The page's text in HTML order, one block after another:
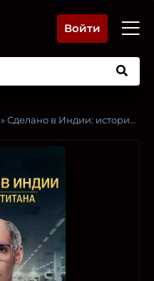
Войти
» Сделано в Индии: история титана